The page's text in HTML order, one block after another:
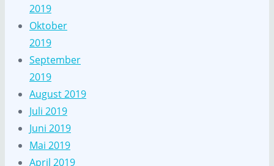
2019
Oktober
2019
September
2019
August 2019
Juli 2019
Juni 2019
Mai 2019
April 2019